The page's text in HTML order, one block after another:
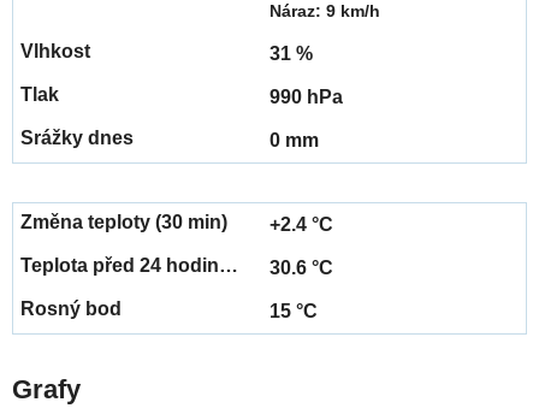
Náraz: 9 km/h
31 %
990 hPa
0 mm
+2.4 °C
30.6 °C
15 °C
Grafy